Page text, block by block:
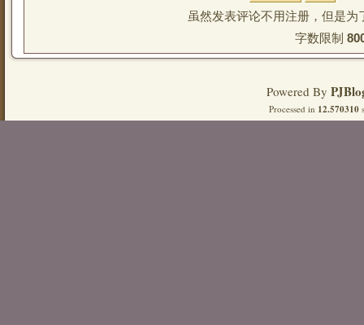
虽然发表评论不用注册，但是
字数限制
Powered By
Processed in 12.570310